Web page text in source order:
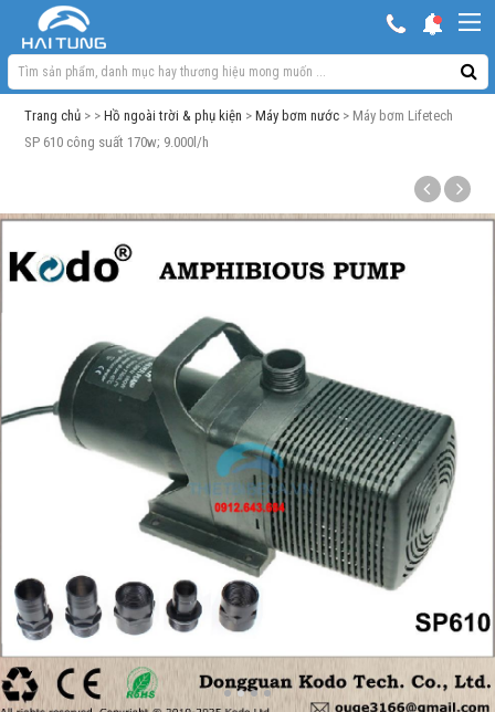
Trang chủ > >Hồ ngoài trời & phụ kiện >Máy bơm nước > Máy bơm Lifetech
SP 610 công suất 170w; 9.000l/h
Hồ ngoài trời & phụ kiện
Máy móc phụ kiện khác
Thuốc cho cá cảnh
Thức ăn cá
Đèn bể cá
Bể cá cảnh
Trang trí bể cá
Cá rồng & Phụ kiện
Bể thủy sinh & Phụ kiện
Bể nước mặn & Phụ kiện
Thi công hồ cá Koi